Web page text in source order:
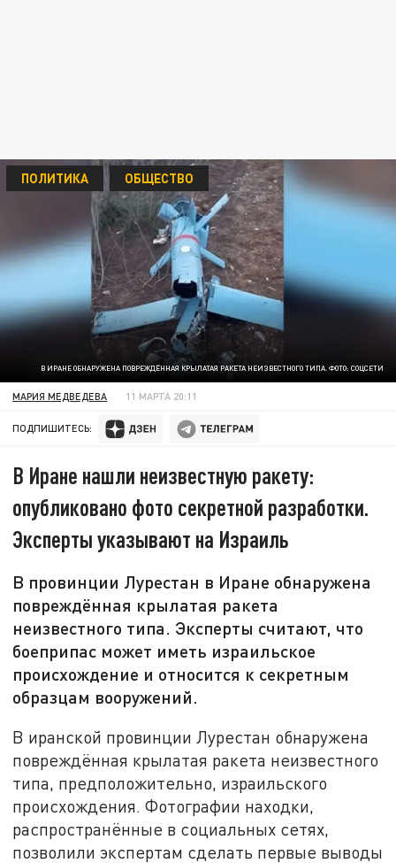
В ИРАНЕ ОБНАРУЖЕНА ПОВРЕЖДЁННАЯ КРЫЛАТАЯ РАКЕТА НЕИЗВЕСТНОГО ТИПА. ФОТО: СОЦСЕТИ
ПОЛИТИКА ОБЩЕСТВО
МАРИЯ МЕДВЕДЕВА 11 МАРТА 20:11
ПОДПИШИТЕСЬ:
В Иране нашли неизвестную ракету:
опубликовано фото секретной разработки.
Эксперты указывают на Израиль
В провинции Лурестан в Иране обнаружена
повреждённая крылатая ракета
неизвестного типа. Эксперты считают, что
боеприпас может иметь израильское
происхождение и относится к секретным
образцам вооружений.
В иранской провинции Лурестан обнаружена
повреждённая крылатая ракета неизвестного
типа, предположительно, израильского
происхождения. Фотографии находки,
распространённые в социальных сетях,
позволили экспертам сделать первые выводы